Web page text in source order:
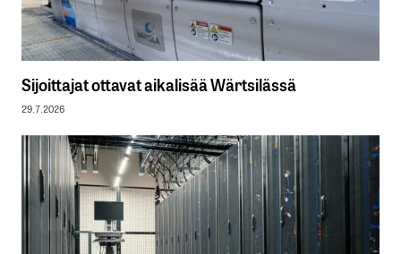
Sijoittajat ottavat aikalisää Wärtsilässä
29.7.2026